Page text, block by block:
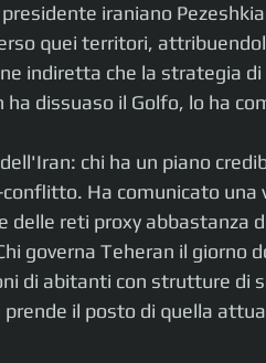
iraniano
quei territori,
indiretta che la strategia
dissuaso il Golfo, lo ha
chi ha un piano
Ha comunicato una
delle reti proxy abbastanza
governa Teheran il giorno
di abitanti con strutture di
il posto di quella